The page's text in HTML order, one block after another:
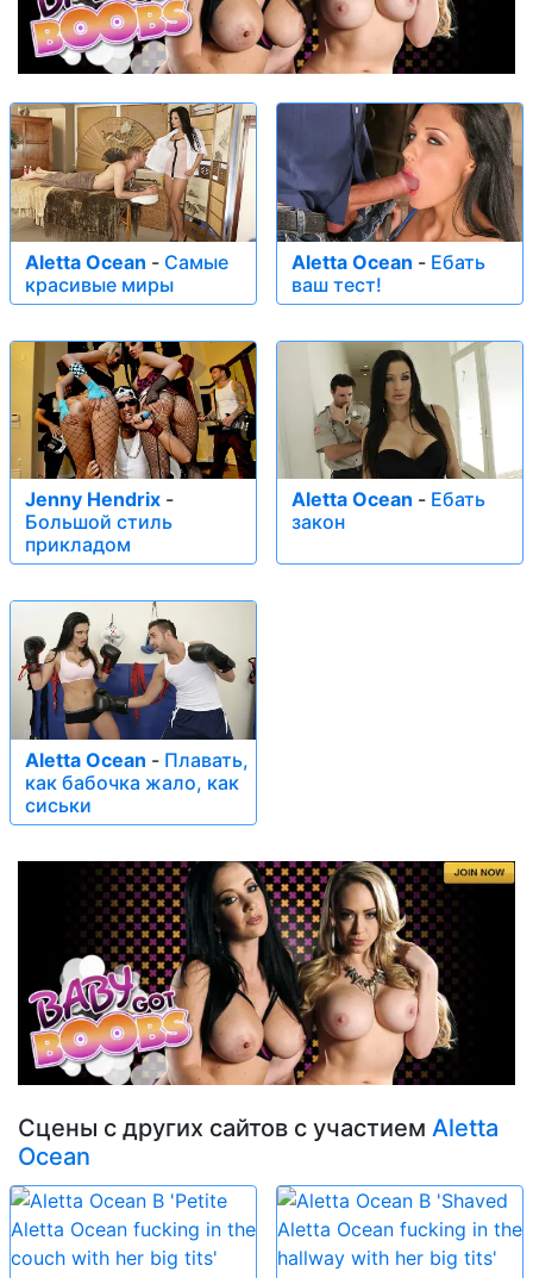
Aletta Ocean - Самые
красивые миры
Aletta Ocean - Ебать
ваш тест!
Jenny Hendrix -
Большой стиль
прикладом
Aletta Ocean - Ебать
закон
Aletta Ocean - Плавать,
как бабочка жало, как
сиськи
Сцены с других сайтов с участием Aletta
Ocean